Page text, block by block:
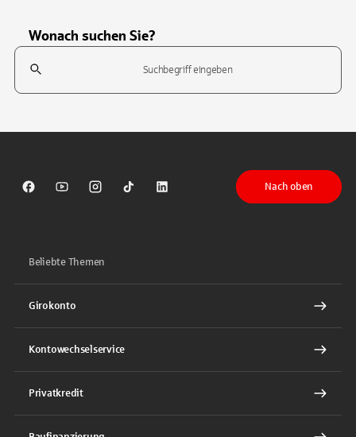
Wonach suchen Sie?
Suchfeld
Sparkasse auf Facebook
Sparkasse auf Youtube
Sparkasse auf Instagram
Sparkasse auf TikTok
Sparkasse auf LinkedIn
Nach oben
Beliebte Themen
Girokonto
Kontowechselservice
Privatkredit